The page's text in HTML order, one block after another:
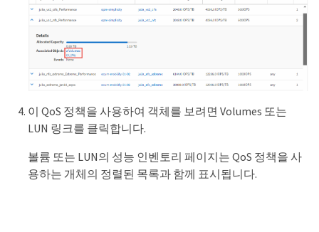
이 QoS 정책을 사용하여 객체를 보려면 Volumes 또는
LUN 링크를 클릭합니다.
볼륨 또는 LUN의 성능 인벤토리 페이지는 QoS 정책을 사
용하는 개체의 정렬된 목록과 함께 표시됩니다.